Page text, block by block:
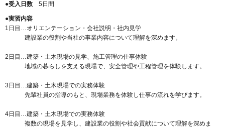
●受入日数 5日間
●実習内容
1日目…オリエンテーション・会社説明・社内見学
建設業の役割や当社の事業内容について理解を深めます。
2日目…建築・土木現場の見学、施工管理の仕事体験
地域の暮らしを支える現場で、安全管理や工程管理を体験します。
3日目…建築・土木現場での実務体験
先輩社員の指導のもと、現場業務を体験し仕事の流れを学びます。
4日目…建築・土木現場での実務体験
複数の現場を見学し、建設業の役割や社会貢献について理解を深めま